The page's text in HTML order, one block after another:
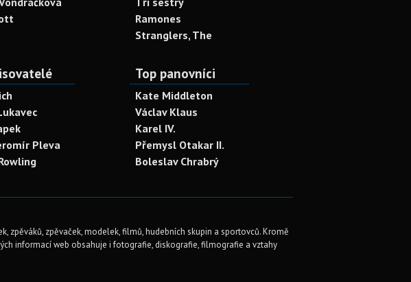
Ramones
Stranglers, The
Pleva
Top panovníci
Kate Middleton
Václav Klaus
Karel IV.
Přemysl Otakar II.
Boleslav Chrabrý
zpěváků, zpěvaček, modelek, filmů, hudebních skupin a sportovců. Kromě
informací web obsahuje i fotografie, diskografie, filmografie a vztahy